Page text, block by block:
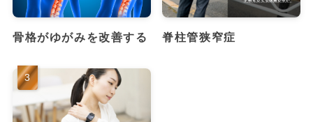
骨格がゆがみを改善する 脊柱管狭窄症